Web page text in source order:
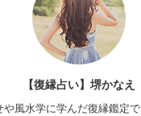
【復縁占い】堺かなえ
や風水学に学んだ復縁鑑定で